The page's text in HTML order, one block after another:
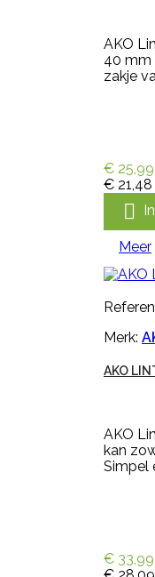
AKO
40 mm
zakje
€ 25,99
€ 21,48

Meer
Merk:
AKO
AKO
kan
Simpel
€ 33,99